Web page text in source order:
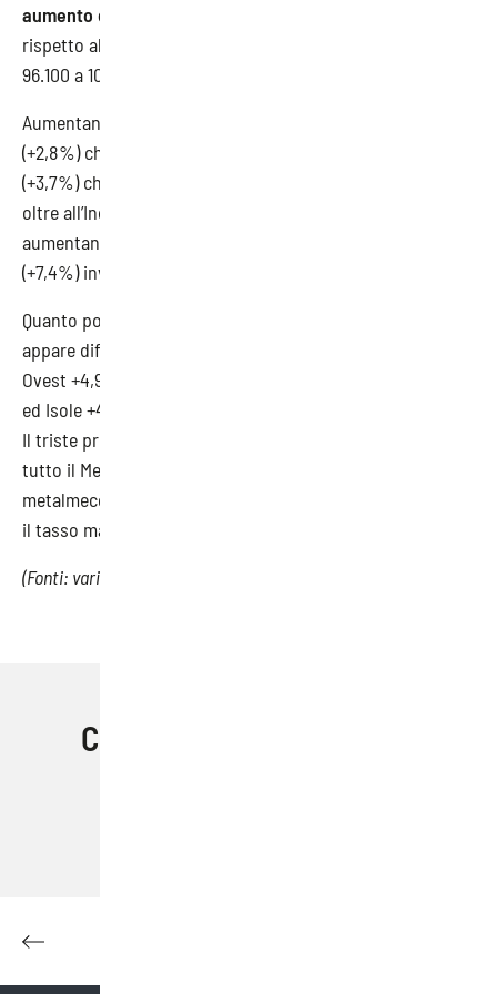
aumento del 4,3%
rispetto al 1° bimestre dell’anno precedente (da circa
96.100 a 100.300).
Aumentano, infatti, sia gli infortuni in occasione di lavoro
(+2,8%) che quelli in itinere (+5,0%) e sia quelli maschili
(+3,7%) che quelli femminili (+5,5%); a livello di settori,
oltre all’Industria e Servizi (+2,6%) gli infortuni sul lavoro
aumentano, e in misura consistente, anche in Agricoltura
(+7,4%) invertendo una tendenza al ribasso ormai storica.
Quanto poi a livello territoriale l’incremento infortunistico
appare diffuso in
Ovest +4,9%, Nord-Est +5,2%, Centro +4,6%, Sud +1,0%
ed Isole +4,1%.
Il triste primato per i decessi spetta a Crotone e un po’ a
tutto il Mezzogiorno, mentre le produzione
metalmeccanica rende le regioni settentrionali quelle con
il tasso maggiore di malattie tumorali legate all’amianto.
(Fonti: varie)
Condividi questo articolo